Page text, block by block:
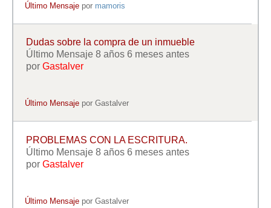
Último Mensaje por mamoris
Dudas sobre la compra de un inmueble
Último Mensaje 8 años 6 meses antes
por Gastalver
Último Mensaje porGastalver
PROBLEMAS CON LA ESCRITURA.
Último Mensaje 8 años 6 meses antes
por Gastalver
Último Mensaje porGastalver